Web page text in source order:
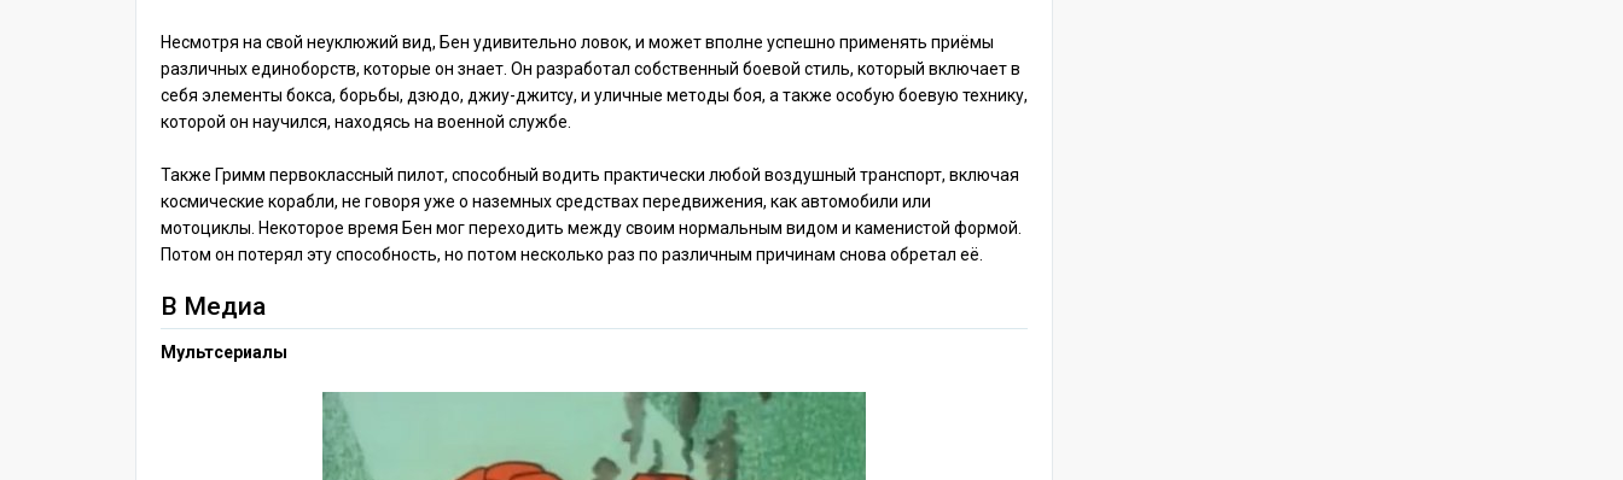
Несмотря на свой неуклюжий вид, Бен удивительно ловок, и может вполне успешно применять приёмы
различных единоборств, которые он знает. Он разработал собственный боевой стиль, который включает в
себя элементы бокса, борьбы, дзюдо, джиу-джитсу, и уличные методы боя, а также особую боевую технику,
которой он научился, находясь на военной службе.
Также Гримм первоклассный пилот, способный водить практически любой воздушный транспорт, включая
космические корабли, не говоря уже о наземных средствах передвижения, как автомобили или
мотоциклы. Некоторое время Бен мог переходить между своим нормальным видом и каменистой формой.
Потом он потерял эту способность, но потом несколько раз по различным причинам снова обретал её.
В Медиа
Мультсериалы